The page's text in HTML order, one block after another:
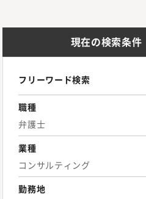
現在の検索条件
フリーワード検索
職種
弁護士
業種
コンサルティング
勤務地